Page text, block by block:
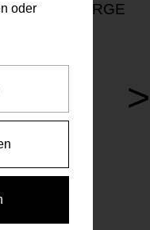
VORSORGE
>
oder